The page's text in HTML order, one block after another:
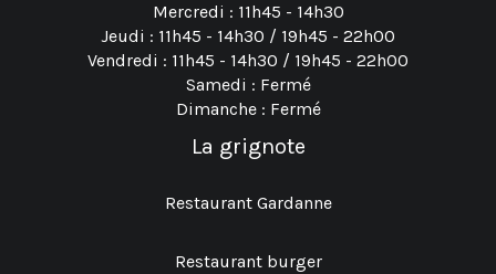
Mercredi : 11h45 - 14h30
Jeudi : 11h45 - 14h30 / 19h45 - 22h00
Vendredi : 11h45 - 14h30 / 19h45 - 22h00
Samedi : Fermé
Dimanche : Fermé
La grignote
Restaurant Gardanne
Restaurant burger